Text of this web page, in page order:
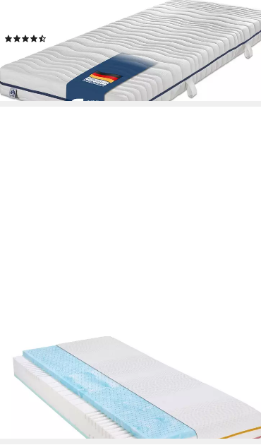
hoch, punktelastische Körperkonturanpassung, produziert
ab 129,00 €
lieferbar - in 4-5 Werktagen bei dir
Komfortschaummatratze ergonomische Wendematratze
2in1, 2for4 KS, Irisette, 22 cm hoch, zwei Härtegrade
vereint in einer Matratze – soft und medium
ab 299,00 € UVP599,00 €
lieferbar - in 4-5 Werktagen bei dir